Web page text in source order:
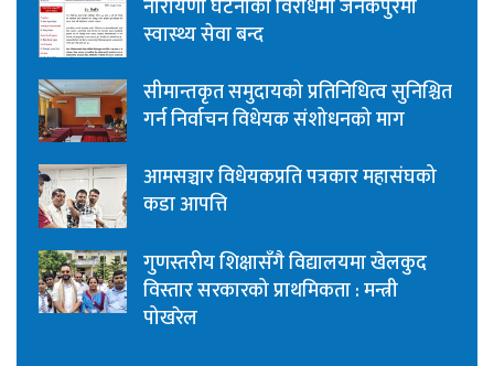
नारायणी घटनाको विरोधमा जनकपुरमा
स्वास्थ्य सेवा बन्द
सीमान्तकृत समुदायको प्रतिनिधित्व सुनिश्चित
गर्न निर्वाचन विधेयक संशोधनको माग
आमसञ्चार विधेयकप्रति पत्रकार महासंघको
कडा आपत्ति
गुणस्तरीय शिक्षासँगै विद्यालयमा खेलकुद
विस्तार सरकारको प्राथमिकता : मन्त्री
पोखरेल